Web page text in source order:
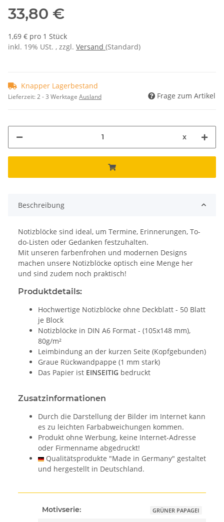
33,80 €
1,69 € pro 1 Stück
inkl. 19% USt. , zzgl. Versand (Standard)
Knapper Lagerbestand
Lieferzeit:2 - 3 Werktage Ausland Frage zum Artikel
x
Beschreibung
Notizblöcke sind ideal, um Termine, Erinnerungen, To-
do-Listen oder Gedanken festzuhalten.
Mit unseren farbenfrohen und modernen Designs
machen unsere Notizblöcke optisch eine Menge her
und sind zudem noch praktisch!
Produktdetails:
Hochwertige Notizblöcke ohne Deckblatt - 50 Blatt
je Block
Notizblöcke in DIN A6 Format - (105x148 mm),
80g/m²
Leimbindung an der kurzen Seite (Kopfgebunden)
Graue Rückwandpappe (1 mm stark)
Das Papier ist EINSEITIG bedruckt
Zusatzinformationen
Durch die Darstellung der Bilder im Internet kann
es zu leichten Farbabweichungen kommen.
Produkt ohne Werbung, keine Internet-Adresse
oder Firmenname abgedruckt!
Qualitätsprodukte "Made in Germany" gestaltet
und hergestellt in Deutschland.
Motivserie: GRÜNER PAPAGEI